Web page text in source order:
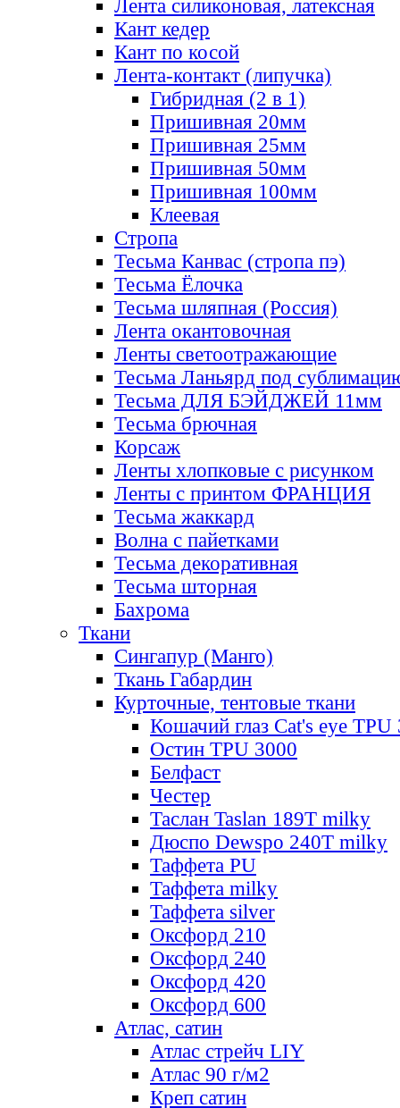
Лента силиконовая, латексная
Кант кедер
Кант по косой
Лента-контакт (липучка)
Гибридная (2 в 1)
Пришивная 20мм
Пришивная 25мм
Пришивная 50мм
Пришивная 100мм
Клеевая
Стропа
Тесьма Канвас (стропа пэ)
Тесьма Ёлочка
Тесьма шляпная (Россия)
Лента окантовочная
Ленты светоотражающие
Тесьма Ланьярд под
Тесьма ДЛЯ БЭЙДЖЕЙ 11мм
Тесьма брючная
Корсаж
Ленты хлопковые с рисунком
Ленты с принтом ФРАНЦИЯ
Тесьма жаккард
Волна с пайетками
Тесьма декоративная
Тесьма шторная
Бахрома
Ткани
Сингапур (Манго)
Ткань Габардин
Курточные, тентовые ткани
Кошачий глаз Cat's eye TPU
Остин TPU 3000
Белфаст
Честер
Таслан Taslan 189T milky
Дюспо Dewspo 240T milky
Таффета PU
Таффета milky
Таффета silver
Оксфорд 210
Оксфорд 240
Оксфорд 420
Оксфорд 600
Атлас, сатин
Атлас стрейч LIY
Атлас 90 г/м2
Креп сатин